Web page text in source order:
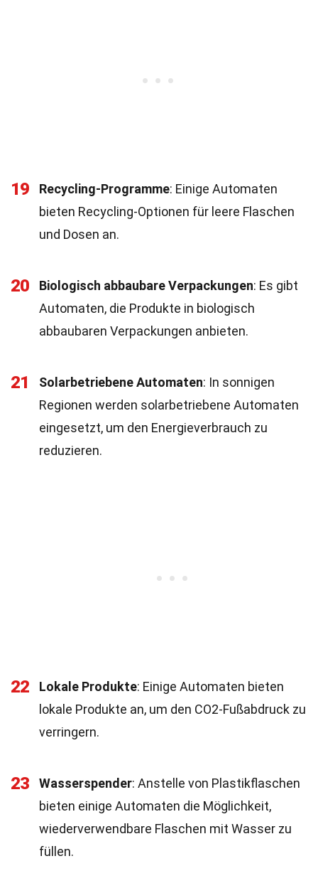
19 Recycling-Programme: Einige Automaten
bieten Recycling-Optionen für leere Flaschen
und Dosen an.
20 Biologisch abbaubare Verpackungen: Es gibt
Automaten, die Produkte in biologisch
abbaubaren Verpackungen anbieten.
21 Solarbetriebene Automaten: In sonnigen
Regionen werden solarbetriebene Automaten
eingesetzt, um den Energieverbrauch zu
reduzieren.
22 Lokale Produkte: Einige Automaten bieten
lokale Produkte an, um den CO2-Fußabdruck zu
verringern.
23 Wasserspender: Anstelle von Plastikflaschen
bieten einige Automaten die Möglichkeit,
wiederverwendbare Flaschen mit Wasser zu
füllen.